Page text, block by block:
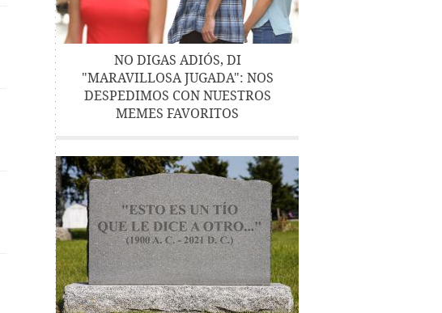
NO DIGAS ADIÓS, DI
"MARAVILLOSA JUGADA": NOS
DESPEDIMOS CON NUESTROS
MEMES FAVORITOS